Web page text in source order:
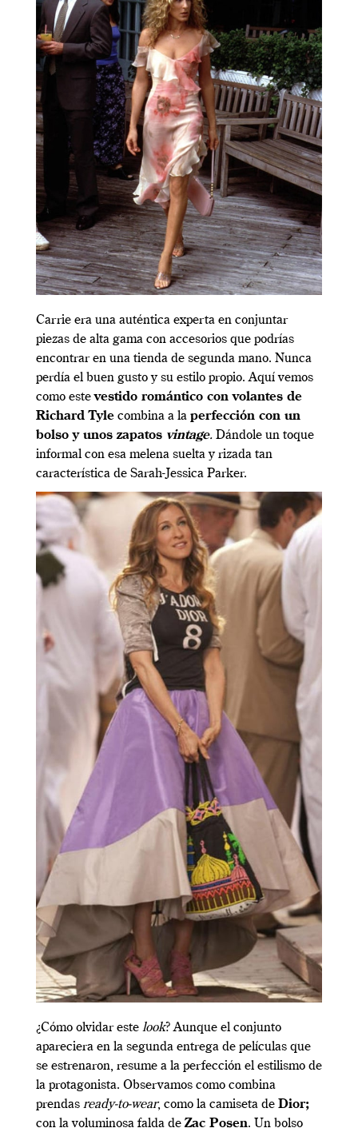
Carrie era una auténtica experta en conjuntar
piezas de alta gama con accesorios que podrías
encontrar en una tienda de segunda mano. Nunca
perdía el buen gusto y su estilo propio. Aquí vemos
como estevestido romántico con volantes de
Richard Tyle combina a la perfección con un
bolso y unos zapatos vintage. Dándole un toque
informal con esa melena suelta y rizada tan
característica de Sarah-Jessica Parker.
¿Cómo olvidar este look? Aunque el conjunto
apareciera en la segunda entrega de películas que
se estrenaron, resume a la perfección el estilismo de
la protagonista. Observamos como combina
prendas ready-to-wear, como la camiseta de Dior;
con la voluminosa falda de Zac Posen. Un bolso